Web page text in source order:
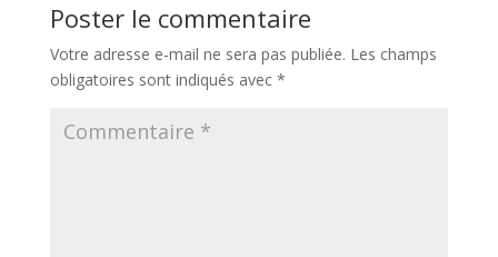
Poster le commentaire
Votre adresse e-mail ne sera pas publiée. Les champs
obligatoires sont indiqués avec *